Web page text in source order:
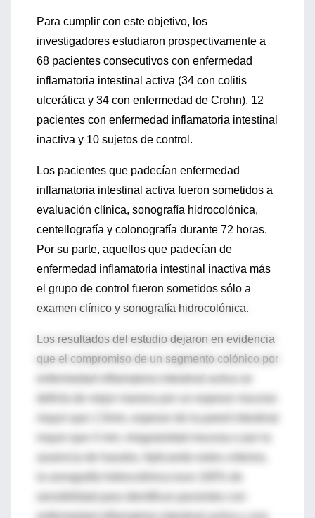
Para cumplir con este objetivo, los
investigadores estudiaron prospectivamente a
68 pacientes consecutivos con enfermedad
inflamatoria intestinal activa (34 con colitis
ulcerática y 34 con enfermedad de Crohn), 12
pacientes con enfermedad inflamatoria intestinal
inactiva y 10 sujetos de control.
Los pacientes que padecían enfermedad
inflamatoria intestinal activa fueron sometidos a
evaluación clínica, sonografía hidrocolónica,
centellografía y colonografía durante 72 horas.
Por su parte, aquellos que padecían de
enfermedad inflamatoria intestinal inactiva más
el grupo de control fueron sometidos sólo a
examen clínico y sonografía hidrocolónica.
Los resultados del estudio dejaron en evidencia
que el compromiso de un segmento colónico por
mayor que 1.5mm, espesor de la pared intestinal
mayor que 4 mm, irregularidad mucosa o por la
la sonografía hidrocolónica tuvo 100% de